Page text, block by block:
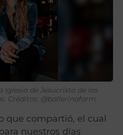
Iglesia de Jesucristo de los
Créditos: @ballerinafarm
que compartió, el cual
nuestros días